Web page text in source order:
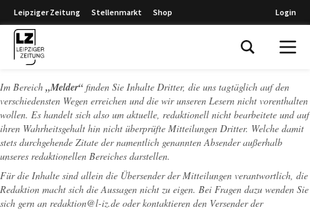
Leipziger Zeitung Stellenmarkt Shop Login
Im Bereich „Melder“ finden Sie Inhalte Dritter, die uns tagtäglich auf den
verschiedensten Wegen erreichen und die wir unseren Lesern nicht vorenthalten
wollen. Es handelt sich also um aktuelle, redaktionell nicht bearbeitete und auf
ihren Wahrheitsgehalt hin nicht überprüfte Mitteilungen Dritter. Welche damit
stets durchgehende Zitate der namentlich genannten Absender außerhalb
unseres redaktionellen Bereiches darstellen.
Für die Inhalte sind allein die Übersender der Mitteilungen verantwortlich, die
Redaktion macht sich die Aussagen nicht zu eigen. Bei Fragen dazu wenden Sie
sich gern an redaktion@l-iz.de oder kontaktieren den Versender der